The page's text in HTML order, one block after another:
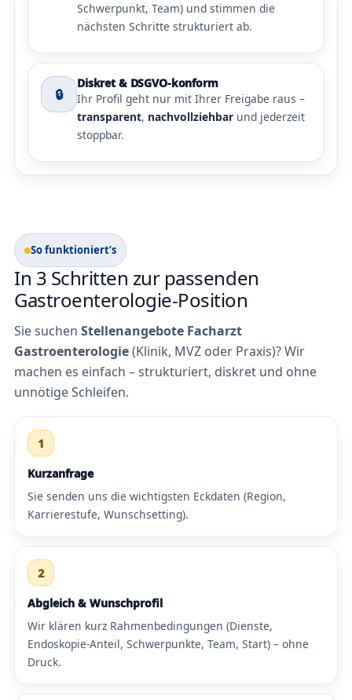
Schwerpunkt, Team) und stimmen die
nächsten Schritte strukturiert ab.
🔒
Diskret & DSGVO-konform
Ihr Profil geht nur mit Ihrer Freigabe raus –
transparent, nachvollziehbar und jederzeit
stoppbar.
So funktioniert’s
In 3 Schritten zur passenden
Gastroenterologie-Position
Sie suchen Stellenangebote Facharzt
Gastroenterologie(Klinik, MVZ oder Praxis)? Wir
machen es einfach – strukturiert, diskret und ohne
unnötige Schleifen.
1
Kurzanfrage
Sie senden uns die wichtigsten Eckdaten (Region,
Karrierestufe, Wunschsetting).
2
Abgleich & Wunschprofil
Wir klären kurz Rahmenbedingungen (Dienste,
Endoskopie-Anteil, Schwerpunkte, Team, Start) – ohne
Druck.